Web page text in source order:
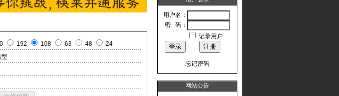
192 108 63 48
24
型
用户名：
密 码：
记录用户
忘记密码
网站公告